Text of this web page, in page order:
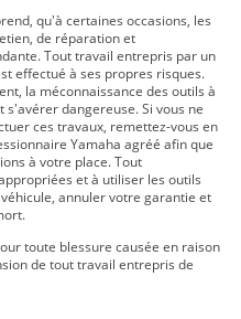
qu'à certaines occasions, les
de réparation et
Tout travail entrepris par un
effectué à ses propres risques.
la méconnaissance des outils à
dangereuse. Si vous ne
ces travaux, remettez-vous en
Yamaha agréé afin que
à votre place. Tout
et à utiliser les outils
annuler votre garantie et
toute blessure causée en raison
de tout travail entrepris de